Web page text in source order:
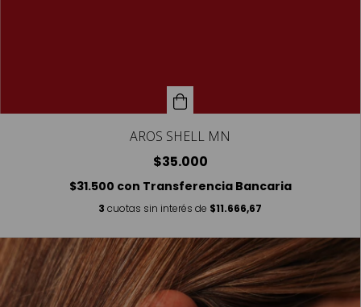
AROS SHELL MN
$35.000
$31.500 con Transferencia Bancaria
3 cuotas sin interés de $11.666,67